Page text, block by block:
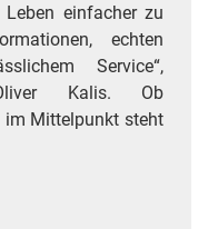
einfacher zu
echten
Service“,
Kalis. Ob
im Mittelpunkt steht